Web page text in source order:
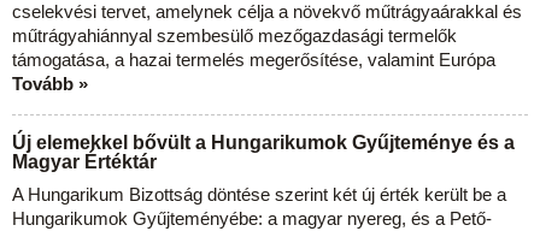
cselekvési tervet, amelynek célja a növekvő műtrágyaárakkal és
műtrágyahiánnyal szembesülő mezőgazdasági termelők
támogatása, a hazai termelés megerősítése, valamint Európa
Tovább »
Új elemekkel bővült a Hungarikumok Gyűjteménye és a
Magyar Értéktár
A Hungarikum Bizottság döntése szerint két új érték került be a
Hungarikumok Gyűjteményébe: a magyar nyereg, és a Pető-